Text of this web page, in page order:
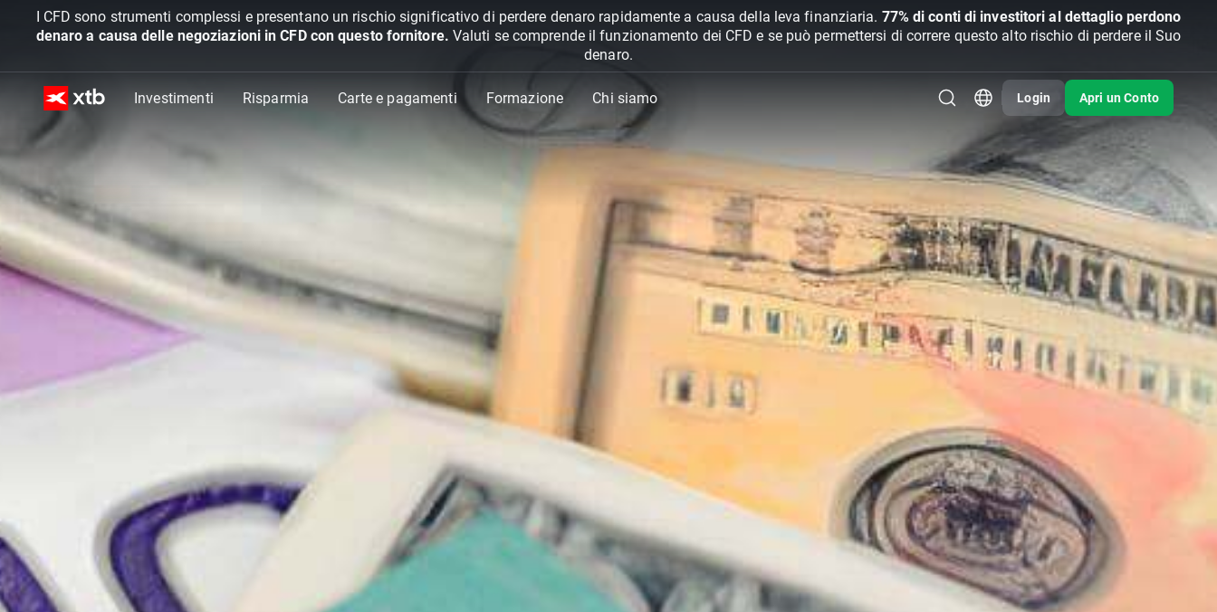
I CFD sono strumenti complessi e presentano un rischio significativo di perdere denaro rapidamente a causa della leva finanziaria. 77% di conti di investitori al dettaglio perdono
denaro a causa delle negoziazioni in CFD con questo fornitore. Valuti se comprende il funzionamento dei CFD e se può permettersi di correre questo alto rischio di perdere il Suo
denaro.
Investimenti Risparmia Carte e pagamenti Formazione Chi siamo Login Apri un Conto